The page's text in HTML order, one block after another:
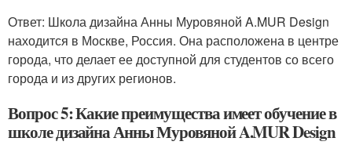
Ответ: Школа дизайна Анны Муровяной A.MUR Design
находится в Москве, Россия. Она расположена в центре
города, что делает ее доступной для студентов со всего
города и из других регионов.
Вопрос 5: Какие преимущества имеет обучение в
школе дизайна Анны Муровяной A.MUR Design